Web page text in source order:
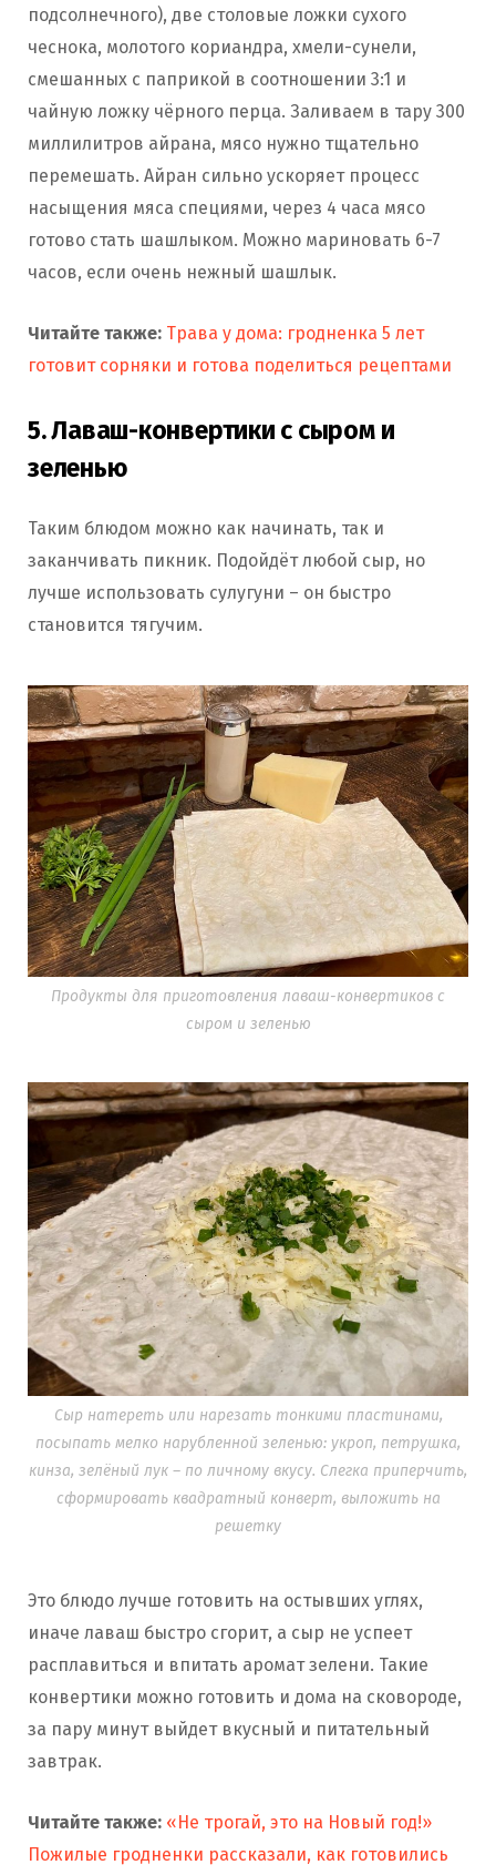
подсолнечного), две столовые ложки сухого
чеснока, молотого кориандра, хмели-сунели,
смешанных с паприкой в соотношении 3:1 и
чайную ложку чёрного перца. Заливаем в тару 300
миллилитров айрана, мясо нужно тщательно
перемешать. Айран сильно ускоряет процесс
насыщения мяса специями, через 4 часа мясо
готово стать шашлыком. Можно мариновать 6-7
часов, если очень нежный шашлык.
Читайте также: Трава у дома: гродненка 5 лет
готовит сорняки и готова поделиться рецептами
5. Лаваш-конвертики с сыром и
зеленью
Таким блюдом можно как начинать, так и
заканчивать пикник. Подойдёт любой сыр, но
лучше использовать сулугуни – он быстро
становится тягучим.
Продукты для приготовления лаваш-конвертиков с
сыром и зеленью
Сыр натереть или нарезать тонкими пластинами,
посыпать мелко нарубленной зеленью: укроп, петрушка,
кинза, зелёный лук – по личному вкусу. Слегка приперчить,
сформировать квадратный конверт, выложить на
решетку
Это блюдо лучше готовить на остывших углях,
иначе лаваш быстро сгорит, а сыр не успеет
расплавиться и впитать аромат зелени. Такие
конвертики можно готовить и дома на сковороде,
за пару минут выйдет вкусный и питательный
завтрак.
Читайте также: «Не трогай, это на Новый год!»
Пожилые гродненки рассказали, как готовились